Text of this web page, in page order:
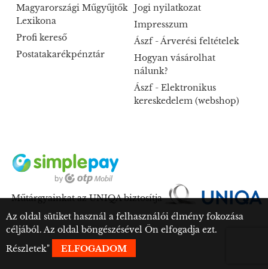
Magyarországi Műgyűjtők
Lexikona
Profi kereső
Postatakarékpénztár
Jogi nyilatkozat
Impresszum
Ászf - Árverési feltételek
Hogyan vásárolhat
nálunk?
Ászf - Elektronikus
kereskedelem (webshop)
Műtárgyainkat az UNIQA biztosítja
Az oldal sütiket használ a felhasználói élmény fokozása
céljából. Az oldal böngészésével Ön elfogadja ezt.
Részletek" ELFOGADOM